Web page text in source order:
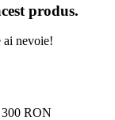
produs.
ai nevoie!
300 RON